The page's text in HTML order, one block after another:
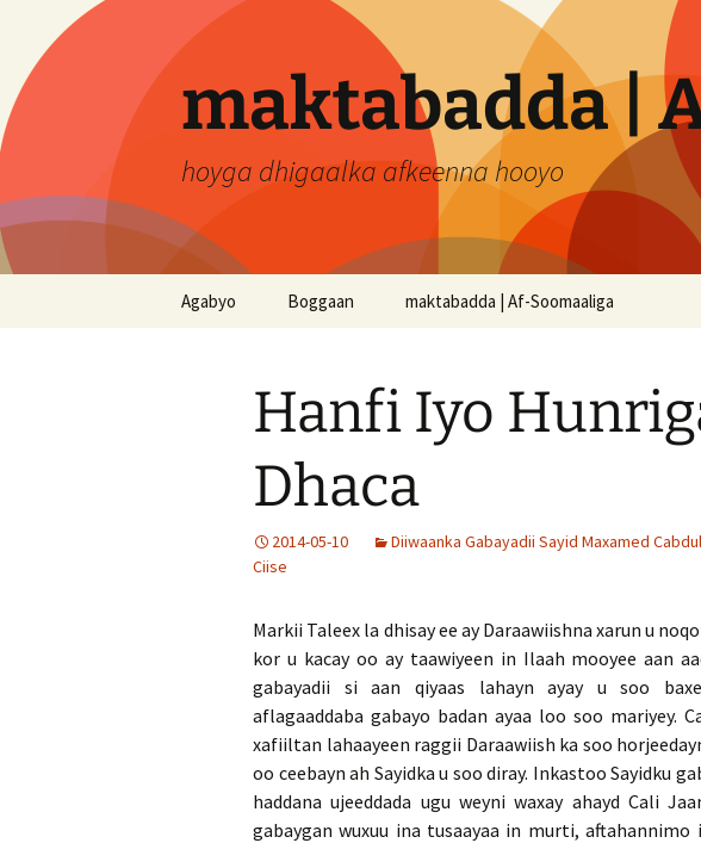
content
maktabadda |
hoyga dhigaalka afkeenna hooyo
Agabyo Boggaan maktabadda | Af-Soomaaliga
Hanfi Iyo
Dhaca
2014-05-10 Diiwaanka Gabayadii Sayid Maxamed
Ciise
Markii Taleex la dhisay ee ay Daraawiishna xarun u
kor u kacay oo ay taawiyeen in Ilaah mooyee aan
gabayadii si aan qiyaas lahayn ayay u soo
aflagaaddaba gabayo badan ayaa loo soo mariyey.
xafiiltan lahaayeen raggii Daraawiish ka soo
oo ceebayn ah Sayidka u soo diray. Inkastoo Sayidku
haddana ujeeddada ugu weyni waxay ahayd Cali
gabaygan wuxuu ina tusaayaa in murti, aftahannimo